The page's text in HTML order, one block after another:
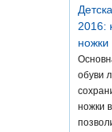
2016:
ножки
обуви
ножки